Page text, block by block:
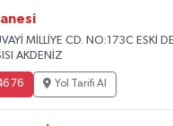
MİLLİYE CD. NO:173C ESKİ
AKDENİZ
76 Yol Tarifi Al